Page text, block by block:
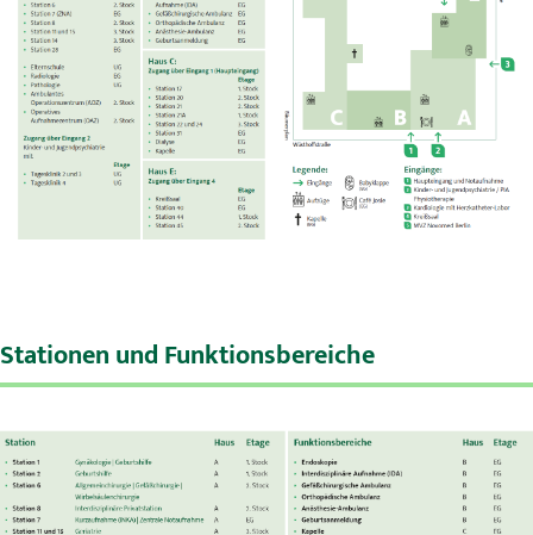
MVZ
Aktuelles
Veranstaltungen
Stationen und Funktionsbereiche